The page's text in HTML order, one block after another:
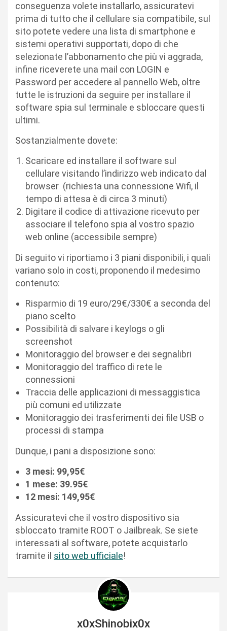
conseguenza volete installarlo, assicuratevi
prima di tutto che il cellulare sia compatibile, sul
sito potete vedere una lista di smartphone e
sistemi operativi supportati, dopo di che
selezionate l’abbonamento che più vi aggrada,
infine riceverete una mail con LOGIN e
Password per accedere al pannello Web, oltre
tutte le istruzioni da seguire per installare il
software spia sul terminale e sbloccare questi
ultimi.
Sostanzialmente dovete:
Scaricare ed installare il software sul
cellulare visitando l’indirizzo web indicato dal
browser (richiesta una connessione Wifi, il
tempo di attesa è di circa 3 minuti)
Digitare il codice di attivazione ricevuto per
associare il telefono spia al vostro spazio
web online (accessibile sempre)
Di seguito vi riportiamo i 3 piani disponibili, i quali
variano solo in costi, proponendo il medesimo
contenuto:
Risparmio di 19 euro/29€/330€ a seconda del
piano scelto
Possibilità di salvare i keylogs o gli
screenshot
Monitoraggio del browser e dei segnalibri
Monitoraggio del traffico di rete le
connessioni
Traccia delle applicazioni di messaggistica
più comuni ed utilizzate
Monitoraggio dei trasferimenti dei file USB o
processi di stampa
Dunque, i pani a disposizione sono:
3 mesi: 99,95€
1 mese: 39.95€
12 mesi: 149,95€
Assicuratevi che il vostro dispositivo sia
sbloccato tramite ROOT o Jailbreak. Se siete
interessati al software, potete acquistarlo
tramite il sito web ufficiale!
x0xShinobix0x